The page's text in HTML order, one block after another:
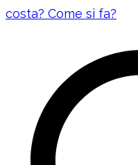
costa? Come si fa?